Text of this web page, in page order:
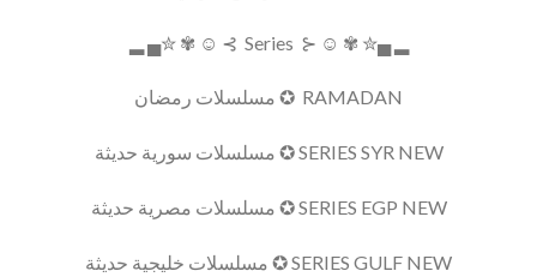
▂ ▄✮ ✾ ☺ ⊰ Series ⊱ ☺ ✾ ✮▄ ▂
RAMADAN ✪ مسلسلات رمضان
SERIES SYR NEW ✪ مسلسلات سورية حديثة
SERIES EGP NEW ✪ مسلسلات مصرية حديثة
SERIES GULF NEW ✪ مسلسلات خليجية حديثة